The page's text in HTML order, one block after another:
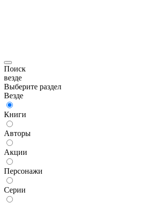
Поиск
везде
Выберите раздел
Везде
Книги
Авторы
Акции
Персонажи
Серии